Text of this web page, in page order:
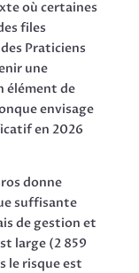
où certaines
files
Praticiens
une
élément de
envisage
en 2026
donne
suffisante
de gestion et
large (2 859
le risque est